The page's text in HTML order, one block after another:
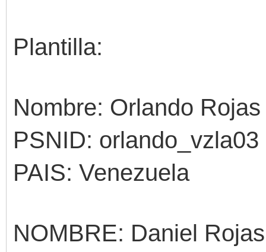
Plantilla:
Nombre: Orlando
PSNID: orlando_vzla03
PAIS: Venezuela
NOMBRE: Daniel